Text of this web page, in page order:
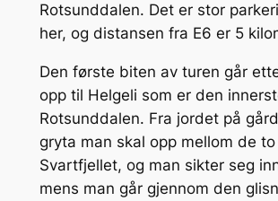
Rotsunddalen. Det er stor
her, og distansen fra E6 er 5
Den første biten av turen går
opp til Helgeli som er den
Rotsunddalen. Fra jordet på
gryta man skal opp mellom de
Svartfjellet, og man sikter seg
mens man går gjennom den